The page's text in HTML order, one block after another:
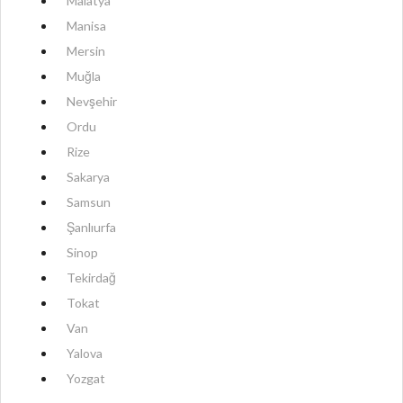
Manisa
Mersin
Muğla
Nevşehir
Ordu
Rize
Sakarya
Samsun
Şanlıurfa
Sinop
Tekirdağ
Tokat
Van
Yalova
Yozgat